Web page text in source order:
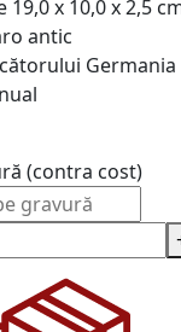
19,0 х 10,0 х 2,5
antic
Germania
(contra cost)